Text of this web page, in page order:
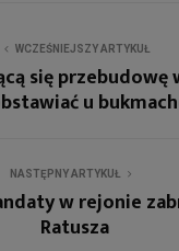
WCZEŚNIEJSZY ARTYKUŁ
się
u
NASTĘPNY ARTYKUŁ
w rejonie
Ratusza